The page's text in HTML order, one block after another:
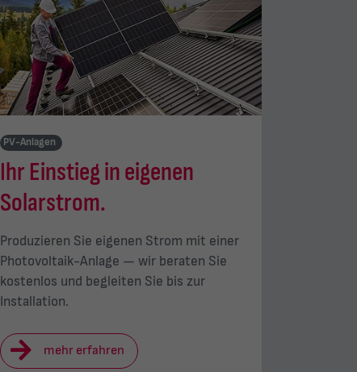
PV-Anlagen
Ihr Einstieg in eigenen
Solarstrom.
Produzieren Sie eigenen Strom mit einer
Photovoltaik-Anlage — wir beraten Sie
kostenlos und begleiten Sie bis zur
Installation.
mehr erfahren